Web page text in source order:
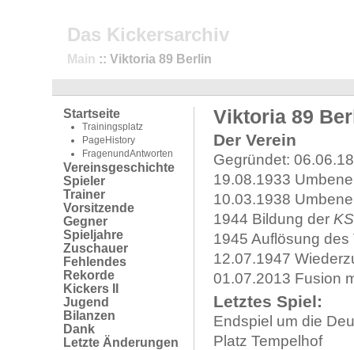
Das Kickersarchiv
Main :: Viktoria 89 Berlin
Startseite
Trainingsplatz
PageHistory
FragenundAntworten
Vereinsgeschichte
Spieler
Trainer
Vorsitzende
Gegner
Spieljahre
Zuschauer
Fehlendes
Rekorde
Kickers II
Jugend
Bilanzen
Dank
Letzte Änderungen
Viktoria 89
Der Verein
Gegründet:
19.08.1933
10.03.1938
1944 Bildung der
1945 Auflösung
12.07.1947
01.07.2013 Fusion
Letztes Spiel:
Endspiel um die
Platz Tempelhof